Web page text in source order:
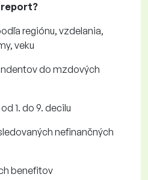
report?
regiónu, vzdelania,
veku
do mzdových
1. do 9. decilu
nefinančných
benefitov